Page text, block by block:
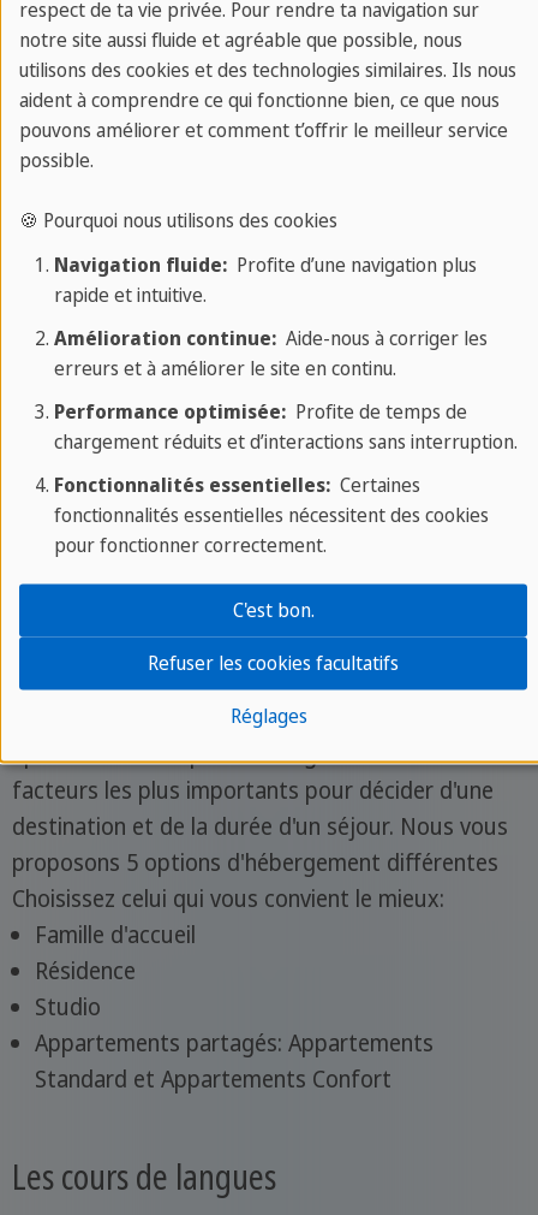
systèmes de notation
universitaires.
conférences, travaux
dirigés et séminaires
Programmes
certificat, licence
Programmes
Master et doctorat
Tendent à être moins
chers que les
universités
installations de
recherche et des
associations
d'étudiants pour
et académique
Hébergement lors de votre programme
Pathways
Sprachcaffe sait que votre logement est l'un des
facteurs les plus importants pour décider d'une
destination et de la durée d'un séjour. Nous vous
proposons 5 options d'hébergement différentes
Choisissez celui qui vous convient le mieux:
Famille d'accueil
Résidence
Studio
Appartements partagés: Appartements
Standard et Appartements Confort
Les cours de langues
respect de ta vie privée. Pour rendre ta navigation sur
notre site aussi fluide et agréable que possible, nous
utilisons des cookies et des technologies similaires. Ils nous
aident à comprendre ce qui fonctionne bien, ce que nous
pouvons améliorer et comment t’offrir le meilleur service
possible.
🍪 Pourquoi nous utilisons des cookies
Navigation fluide:Profite d’une navigation plus
rapide et intuitive.
Amélioration continue:Aide-nous à corriger les
erreurs et à améliorer le site en continu.
Performance optimisée:Profite de temps de
chargement réduits et d’interactions sans interruption.
Fonctionnalités essentielles:Certaines
fonctionnalités essentielles nécessitent des cookies
pour fonctionner correctement.
Réglages
Refuser les cookies facultatifs
C'est bon.